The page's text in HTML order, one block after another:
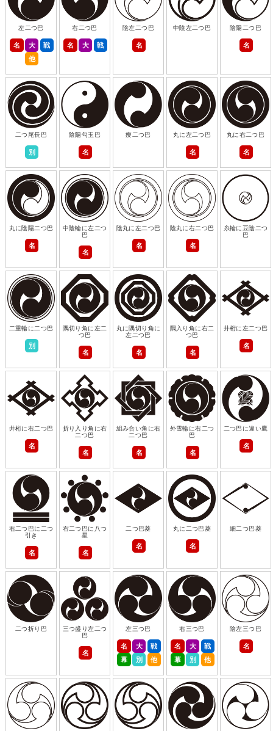
左二つ巴
名 大
戦
他
右二つ巴
名 大 戦
陰左二つ巴
名
中陰左二つ巴 陰陽二つ巴
名
二つ尾長巴
別
陰陽勾玉巴
名
痩二つ巴 丸に左二つ巴
名
丸に右二つ巴
名
丸に陰陽二つ巴
名
中陰輪に左二つ
巴
名
陰丸に左二つ巴
名
陰丸に右二つ巴
名
糸輪に豆陰二つ
巴
二重輪に二つ巴
別
隅切り角に左二
つ巴
名
丸に隅切り角に
左二つ巴
名
隅入り角に右二
つ巴
名
井桁に左二つ巴
名
井桁に右二つ巴
名
折り入り角に右
二つ巴
名
組み合い角に右
二つ巴
名
外雪輪に右二つ
巴
名
二つ巴に違い鷹
名
右二つ巴に二つ
引き
名
右二つ巴に八つ
星
名
二つ巴菱
名
丸に二つ巴菱
名
細二つ巴菱
二つ折り巴
三つ盛り左二つ
巴
名
左三つ巴
名 大
戦
幕
別 他
右三つ巴
名 大
戦
幕
別 他
陰左三つ巴
名